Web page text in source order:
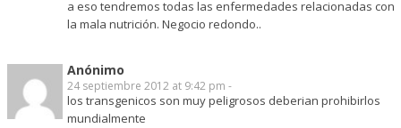
a eso tendremos todas las enfermedades relacionadas con
la mala nutrición. Negocio redondo..
Anónimo
24 septiembre 2012 at 9:42 pm -
los transgenicos son muy peligrosos deberian prohibirlos
mundialmente